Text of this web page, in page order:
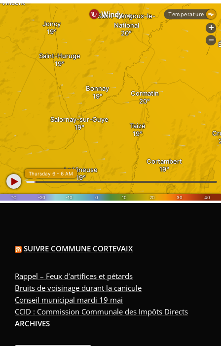
SUIVRE COMMUNE CORTEVAIX
Rappel – Feux d’artifices et pétards
Bruits de voisinage durant la canicule
Conseil municipal mardi 19 mai
CCID : Commission Communale des Impôts Directs
ARCHIVES